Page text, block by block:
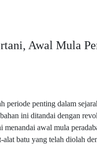
Awal Mula
penting dalam
ini ditandai dengan
awal mula
batu yang telah diolah